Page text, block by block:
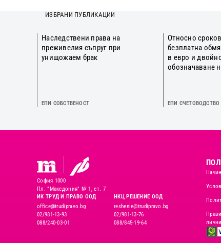
ИЗБРАНИ ПУБЛИКАЦИИ
Наследствени права на
преживелия съпруг при
унищожаем брак
ЕПИ СОБСТВЕНОСТ
Относно
безплатна
в евро и
обозначаване
ЕПИ
София 1000
Пл. "Македония" № 1, ет. 7
ИК ТРУД И ПРАВО ООД
office@trudipravo.bg
02/981-13-93
088/240-03-01
НКЦ РЕШЕНИЕ ООД
reshenie@trudipravo.bg
02/981-13-76
088/845-19-64